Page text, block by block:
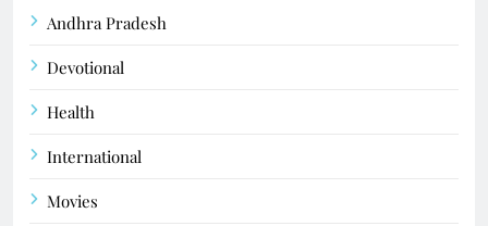
Andhra Pradesh
Devotional
Health
International
Movies